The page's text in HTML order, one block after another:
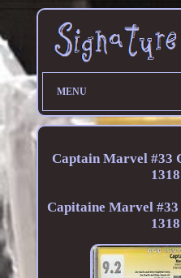
MENU
Captain Marvel #33
Capitaine Marvel #33